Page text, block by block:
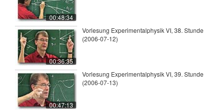
00:48:34
00:36:35
Vorlesung Experimentalphysik VI, 38. Stunde
(2006-07-12)
00:47:13
Vorlesung Experimentalphysik VI, 39. Stunde
(2006-07-13)